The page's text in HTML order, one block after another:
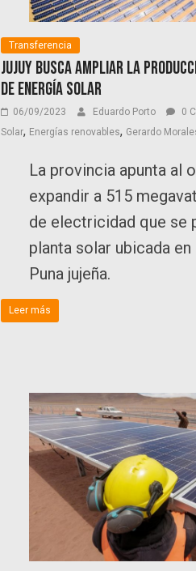
Transferencia
Jujuy busca ampliar la
de energía solar
06/09/2023 Eduardo Porto 0
Solar, Energías renovables, Gerardo
La provincia apunta al
expandir a 515
de electricidad que se
planta solar ubicada en
Puna jujeña.
Leer más